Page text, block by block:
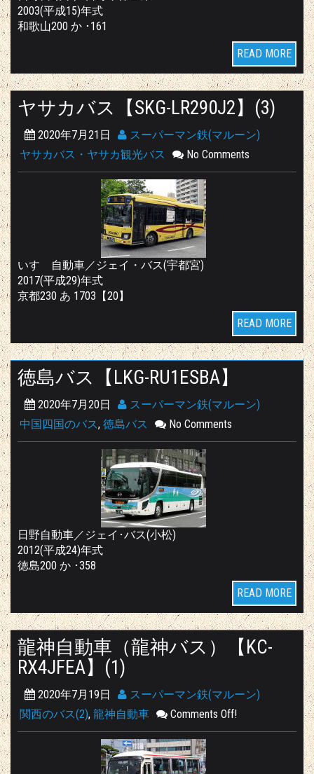
2003(平成15)年式
和歌山200 か ･161
READ MORE
ヤサカバス【SKG-LR290J2】(3)
2020年7月21日
スーパーマン鉄(マルーン)
ヤサカバス・ヤサカ観光バス
No Comments
いすゞ自動車／ジェイ・バス(宇都宮)
2017(平成29)年式
京都230 あ 1703【20】
READ MORE
徳島バス【LKG-RU1ESBA】
2020年7月20日
スーパーマン鉄(マルーン)
中国四国のバス, 徳島バス No Comments
日野自動車／ジェイ･バス(小松)
2012(平成24)年式
徳島200 か ･358
READ MORE
龍神自動車（龍神バス）【KC-
RX4JFEA】(1)
2020年7月19日
スーパーマン鉄(マルーン)
関西のバス(2), 龍神自動車 Comments Off!